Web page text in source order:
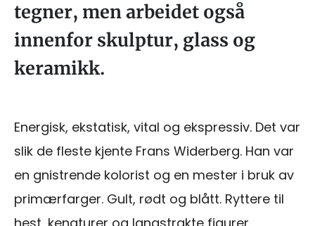
tegner, men arbeidet også
innenfor skulptur, glass og
keramikk.
Energisk, ekstatisk, vital og ekspressiv. Det var
slik de fleste kjente Frans Widerberg. Han var
en gnistrende kolorist og en mester i bruk av
primærfarger. Gult, rødt og blått. Ryttere til